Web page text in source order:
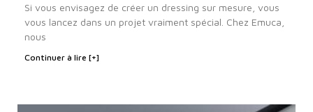
Si vous envisagez de créer un dressing sur mesure, vous
vous lancez dans un projet vraiment spécial. Chez Emuca,
nous
Continuer à lire [+]